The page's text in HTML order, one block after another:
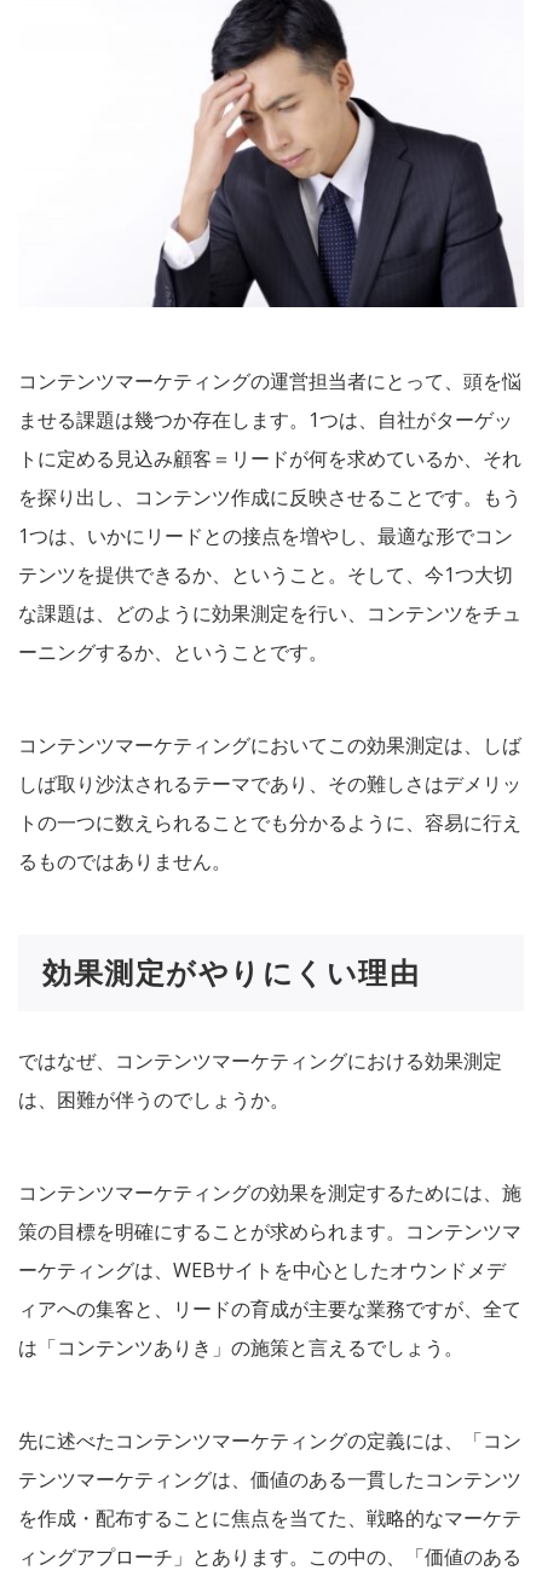
コンテンツマーケティングの運営担当者にとって、頭を悩
ませる課題は幾つか存在します。1つは、自社がターゲッ
トに定める見込み顧客＝リードが何を求めているか、それ
を探り出し、コンテンツ作成に反映させることです。もう
1つは、いかにリードとの接点を増やし、最適な形でコン
テンツを提供できるか、ということ。そして、今1つ大切
な課題は、どのように効果測定を行い、コンテンツをチュ
ーニングするか、ということです。
コンテンツマーケティングにおいてこの効果測定は、しば
しば取り沙汰されるテーマであり、その難しさはデメリッ
トの一つに数えられることでも分かるように、容易に行え
るものではありません。
効果測定がやりにくい理由
ではなぜ、コンテンツマーケティングにおける効果測定
は、困難が伴うのでしょうか。
コンテンツマーケティングの効果を測定するためには、施
策の目標を明確にすることが求められます。コンテンツマ
ーケティングは、WEBサイトを中心としたオウンドメデ
ィアへの集客と、リードの育成が主要な業務ですが、全て
は「コンテンツありき」の施策と言えるでしょう。
先に述べたコンテンツマーケティングの定義には、「コン
テンツマーケティングは、価値のある一貫したコンテンツ
を作成・配布することに焦点を当てた、戦略的なマーケテ
ィングアプローチ」とあります。この中の、「価値のある